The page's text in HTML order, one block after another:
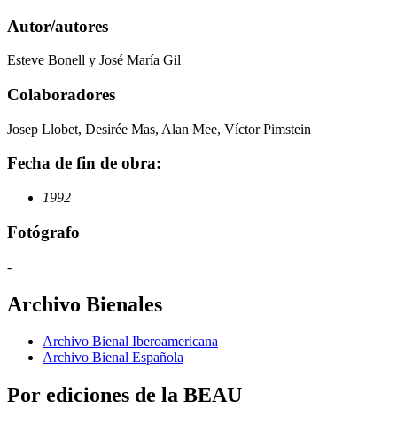
Autor/autores
Esteve Bonell y José María Gil
Colaboradores
Josep Llobet, Desirée Mas, Alan Mee, Víctor Pimstein
Fecha de fin de obra:
1992
Fotógrafo
-
Archivo Bienales
Archivo Bienal Iberoamericana
Archivo Bienal Española
Por ediciones de la BEAU